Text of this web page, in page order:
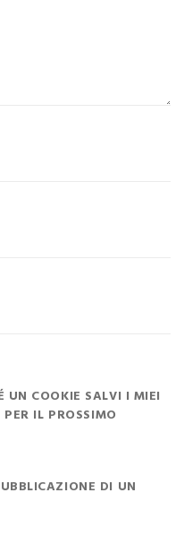
UN COOKIE SALVI I MIEI
IL PROSSIMO
DI UN